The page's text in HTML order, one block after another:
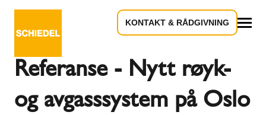
KONTAKT & RÅDGIVNING
Referanse - Nytt røyk-
og avgasssystem på Oslo